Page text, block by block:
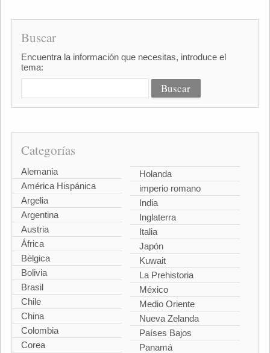
Buscar
Encuentra la información que necesitas, introduce el
tema:
Categorías
Alemania
América Hispánica
Argelia
Argentina
Austria
África
Bélgica
Bolivia
Brasil
Chile
China
Colombia
Corea
Holanda
imperio romano
India
Inglaterra
Italia
Japón
Kuwait
La Prehistoria
México
Medio Oriente
Nueva Zelanda
Países Bajos
Panamá